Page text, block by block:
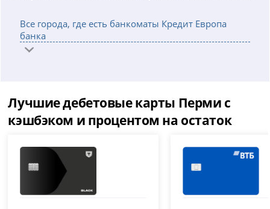
Все города, где есть банкоматы Кредит Европа
банка
Лучшие дебетовые карты Перми с
кэшбэком и процентом на остаток